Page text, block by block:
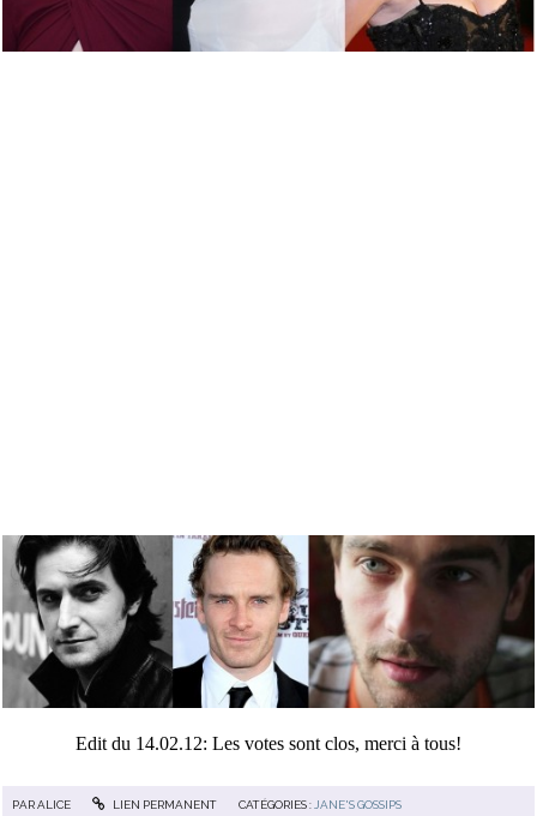
Edit du 14.02.12: Les votes sont clos, merci à tous!
PARALICE LIEN PERMANENT CATÉGORIES : JANE'S GOSSIPS